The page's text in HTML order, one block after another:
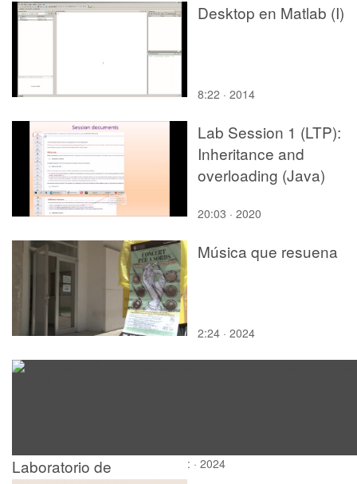
Desktop en Matlab (I)
8:22 · 2014
Lab Session 1 (LTP):
Inheritance and
overloading (Java)
20:03 · 2020
Música que resuena
2:24 · 2024
Laboratorio de
: · 2024